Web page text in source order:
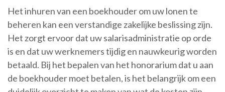
Het inhuren van een boekhouder om uw lonen te
beheren kan een verstandige zakelijke beslissing zijn.
Het zorgt ervoor dat uw salarisadministratie op orde
is en dat uw werknemers tijdig en nauwkeurig worden
betaald. Bij het bepalen van het honorarium dat u aan
de boekhouder moet betalen, is het belangrijk om een